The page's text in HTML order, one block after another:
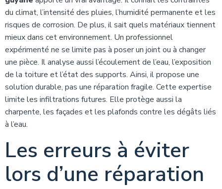
du climat, l’intensité des pluies, l’humidité permanente et les
risques de corrosion. De plus, il sait quels matériaux tiennent
mieux dans cet environnement. Un professionnel
expérimenté ne se limite pas à poser un joint ou à changer
une pièce. Il analyse aussi l’écoulement de l’eau, l’exposition
de la toiture et l’état des supports. Ainsi, il propose une
solution durable, pas une réparation fragile. Cette expertise
limite les infiltrations futures. Elle protège aussi la
charpente, les façades et les plafonds contre les dégâts liés
à l’eau.
Les erreurs à éviter
lors d’une réparation